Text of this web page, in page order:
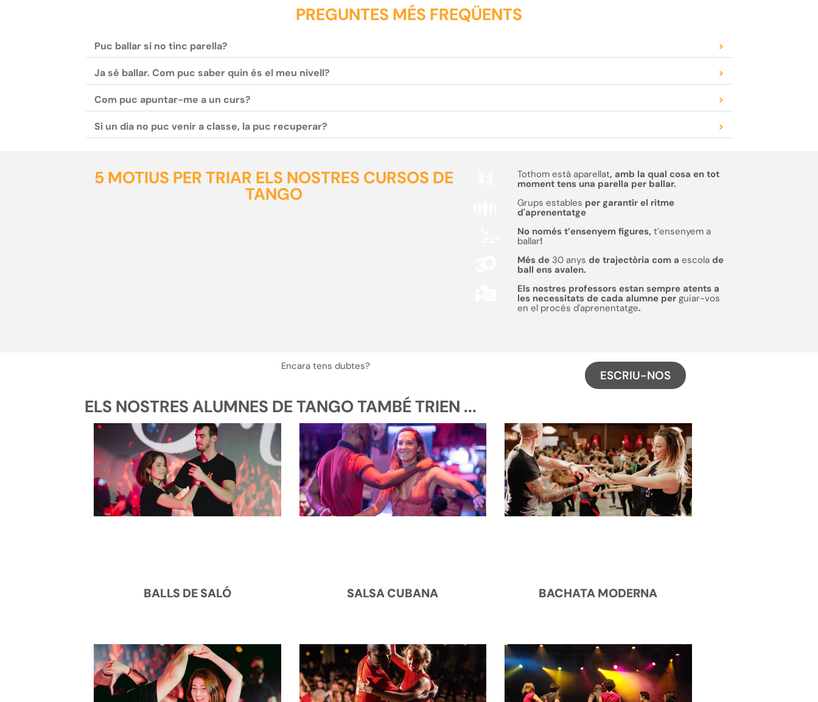
PREGUNTES MÉS FREQÜENTS
Puc ballar si no tinc parella? >
Ja sé ballar. Com puc saber quin és el meu nivell? >
Com puc apuntar-me a un curs? >
Si un dia no puc venir a classe, la puc recuperar? >
5 MOTIUS PER TRIAR ELS NOSTRES CURSOS DE
TANGO
Tothom està aparellat, amb la qual cosa en tot
moment tens una parella per ballar.
Grups estables per garantir el ritme
d'aprenentatge
No només t’ensenyem figures, t’ensenyem a
ballar!
Més de 30 anys de trajectòria com a escolade
ball ens avalen.
Els nostres professors estan sempre atents a
les necessitats de cada alumne per guiar-vos
en el procés d'aprenentatge.
Encara tens dubtes?
ESCRIU-NOS
ELS NOSTRES ALUMNES DE TANGO TAMBÉ TRIEN ...
BALLS DE SALÓ SALSA CUBANA BACHATA MODERNA